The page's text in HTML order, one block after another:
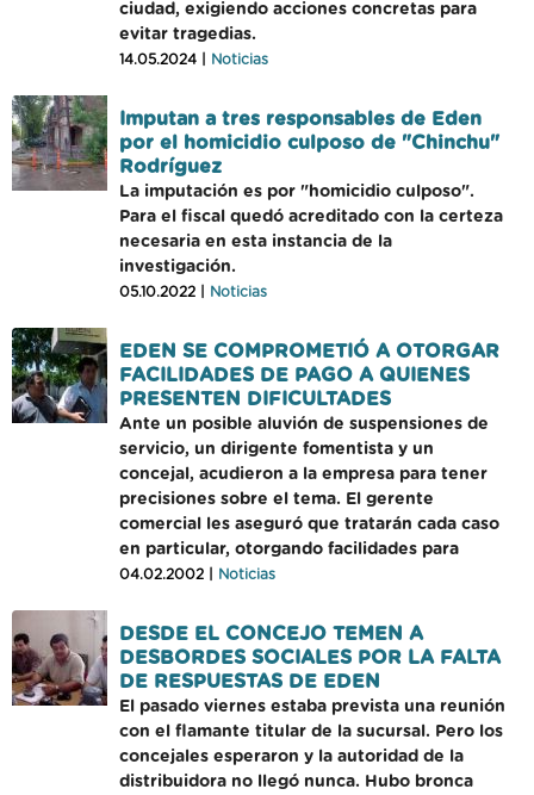
ciudad, exigiendo acciones concretas para
evitar tragedias.
14.05.2024 | Noticias
Imputan a tres responsables de Eden
por el homicidio culposo de "Chinchu"
Rodríguez
La imputación es por "homicidio culposo".
Para el fiscal quedó acreditado con la certeza
necesaria en esta instancia de la
investigación.
05.10.2022 | Noticias
EDEN SE COMPROMETIÓ A OTORGAR
FACILIDADES DE PAGO A QUIENES
PRESENTEN DIFICULTADES
Ante un posible aluvión de suspensiones de
servicio, un dirigente fomentista y un
concejal, acudieron a la empresa para tener
precisiones sobre el tema. El gerente
comercial les aseguró que tratarán cada caso
en particular, otorgando facilidades para
04.02.2002 | Noticias
DESDE EL CONCEJO TEMEN A
DESBORDES SOCIALES POR LA FALTA
DE RESPUESTAS DE EDEN
El pasado viernes estaba prevista una reunión
con el flamante titular de la sucursal. Pero los
concejales esperaron y la autoridad de la
distribuidora no llegó nunca. Hubo bronca